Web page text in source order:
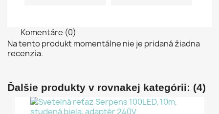
Komentáre (0)
Na tento produkt momentálne nie je pridaná žiadna
recenzia.
Ďalšie produkty v rovnakej kategórii: (4)